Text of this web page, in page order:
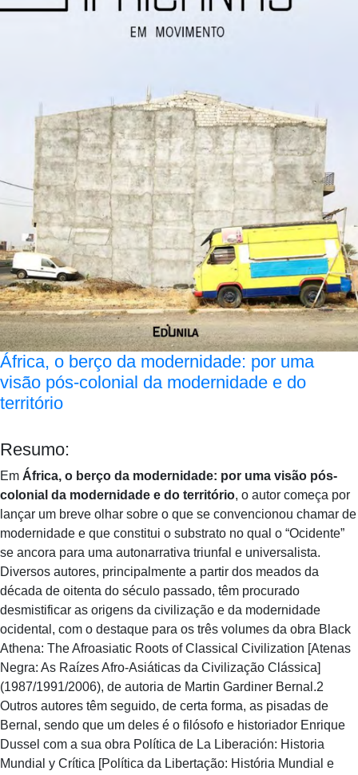
África, o berço da modernidade: por uma
visão pós-colonial da modernidade e do
território
Resumo:
Em África, o berço da modernidade: por uma visão pós-
colonial da modernidade e do território, o autor começa por
lançar um breve olhar sobre o que se convencionou chamar de
modernidade e que constitui o substrato no qual o “Ocidente”
se ancora para uma autonarrativa triunfal e universalista.
Diversos autores, principalmente a partir dos meados da
década de oitenta do século passado, têm procurado
desmistificar as origens da civilização e da modernidade
ocidental, com o destaque para os três volumes da obra Black
Athena: The Afroasiatic Roots of Classical Civilization [Atenas
Negra: As Raízes Afro-Asiáticas da Civilização Clássica]
(1987/1991/2006), de autoria de Martin Gardiner Bernal.2
Outros autores têm seguido, de certa forma, as pisadas de
Bernal, sendo que um deles é o filósofo e historiador Enrique
Dussel com a sua obra Política de La Liberación: Historia
Mundial y Crítica [Política da Libertação: História Mundial e